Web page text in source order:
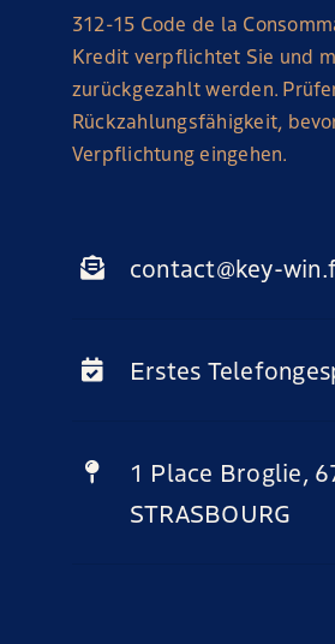
312-15 Code de la
Kredit verpflichtet Sie und
zurückgezahlt werden.
Rückzahlungsfähigkeit,
Verpflichtung eingehen.
contact@key-
Erstes
1 Place Broglie,
STRASBOURG